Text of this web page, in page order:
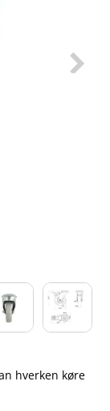
hverken køre